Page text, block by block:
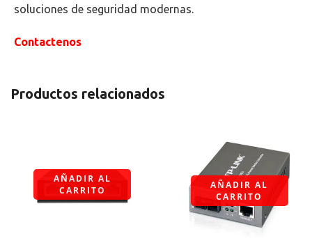
soluciones de seguridad modernas.
Contactenos
Productos relacionados
AÑADIR AL
CARRITO
AÑADIR AL
CARRITO